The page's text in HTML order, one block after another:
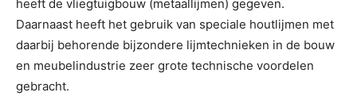
heeft de vliegtuigbouw (metaallijmen) gegeven.
Daarnaast heeft het gebruik van speciale houtlijmen met
daarbij behorende bijzondere lijmtechnieken in de bouw
en meubelindustrie zeer grote technische voordelen
gebracht.